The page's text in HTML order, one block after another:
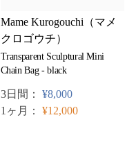
Mame Kurogouchi（マメ
クロゴウチ）
Transparent Sculptural Mini
Chain Bag - black
3日間： ¥8,000
1ヶ月： ¥12,000